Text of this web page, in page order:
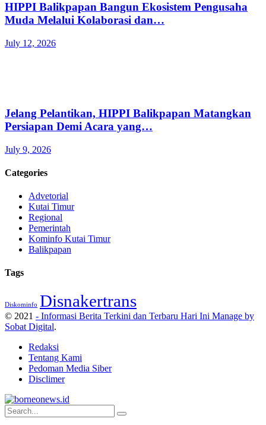
HIPPI Balikpapan Bangun Ekosistem Pengusaha
Muda Melalui Kolaborasi dan…
July 12, 2026
Jelang Pelantikan, HIPPI Balikpapan Matangkan
Persiapan Demi Acara yang…
July 9, 2026
Categories
Advetorial
Kutai Timur
Regional
Pemerintah
Kominfo Kutai Timur
Balikpapan
Tags
Diskominfo Disnakertrans
© 2021 - Informasi Berita Terkini dan Terbaru Hari Ini Manage by
Sobat Digital.
Redaksi
Tentang Kami
Pedoman Media Siber
Disclimer